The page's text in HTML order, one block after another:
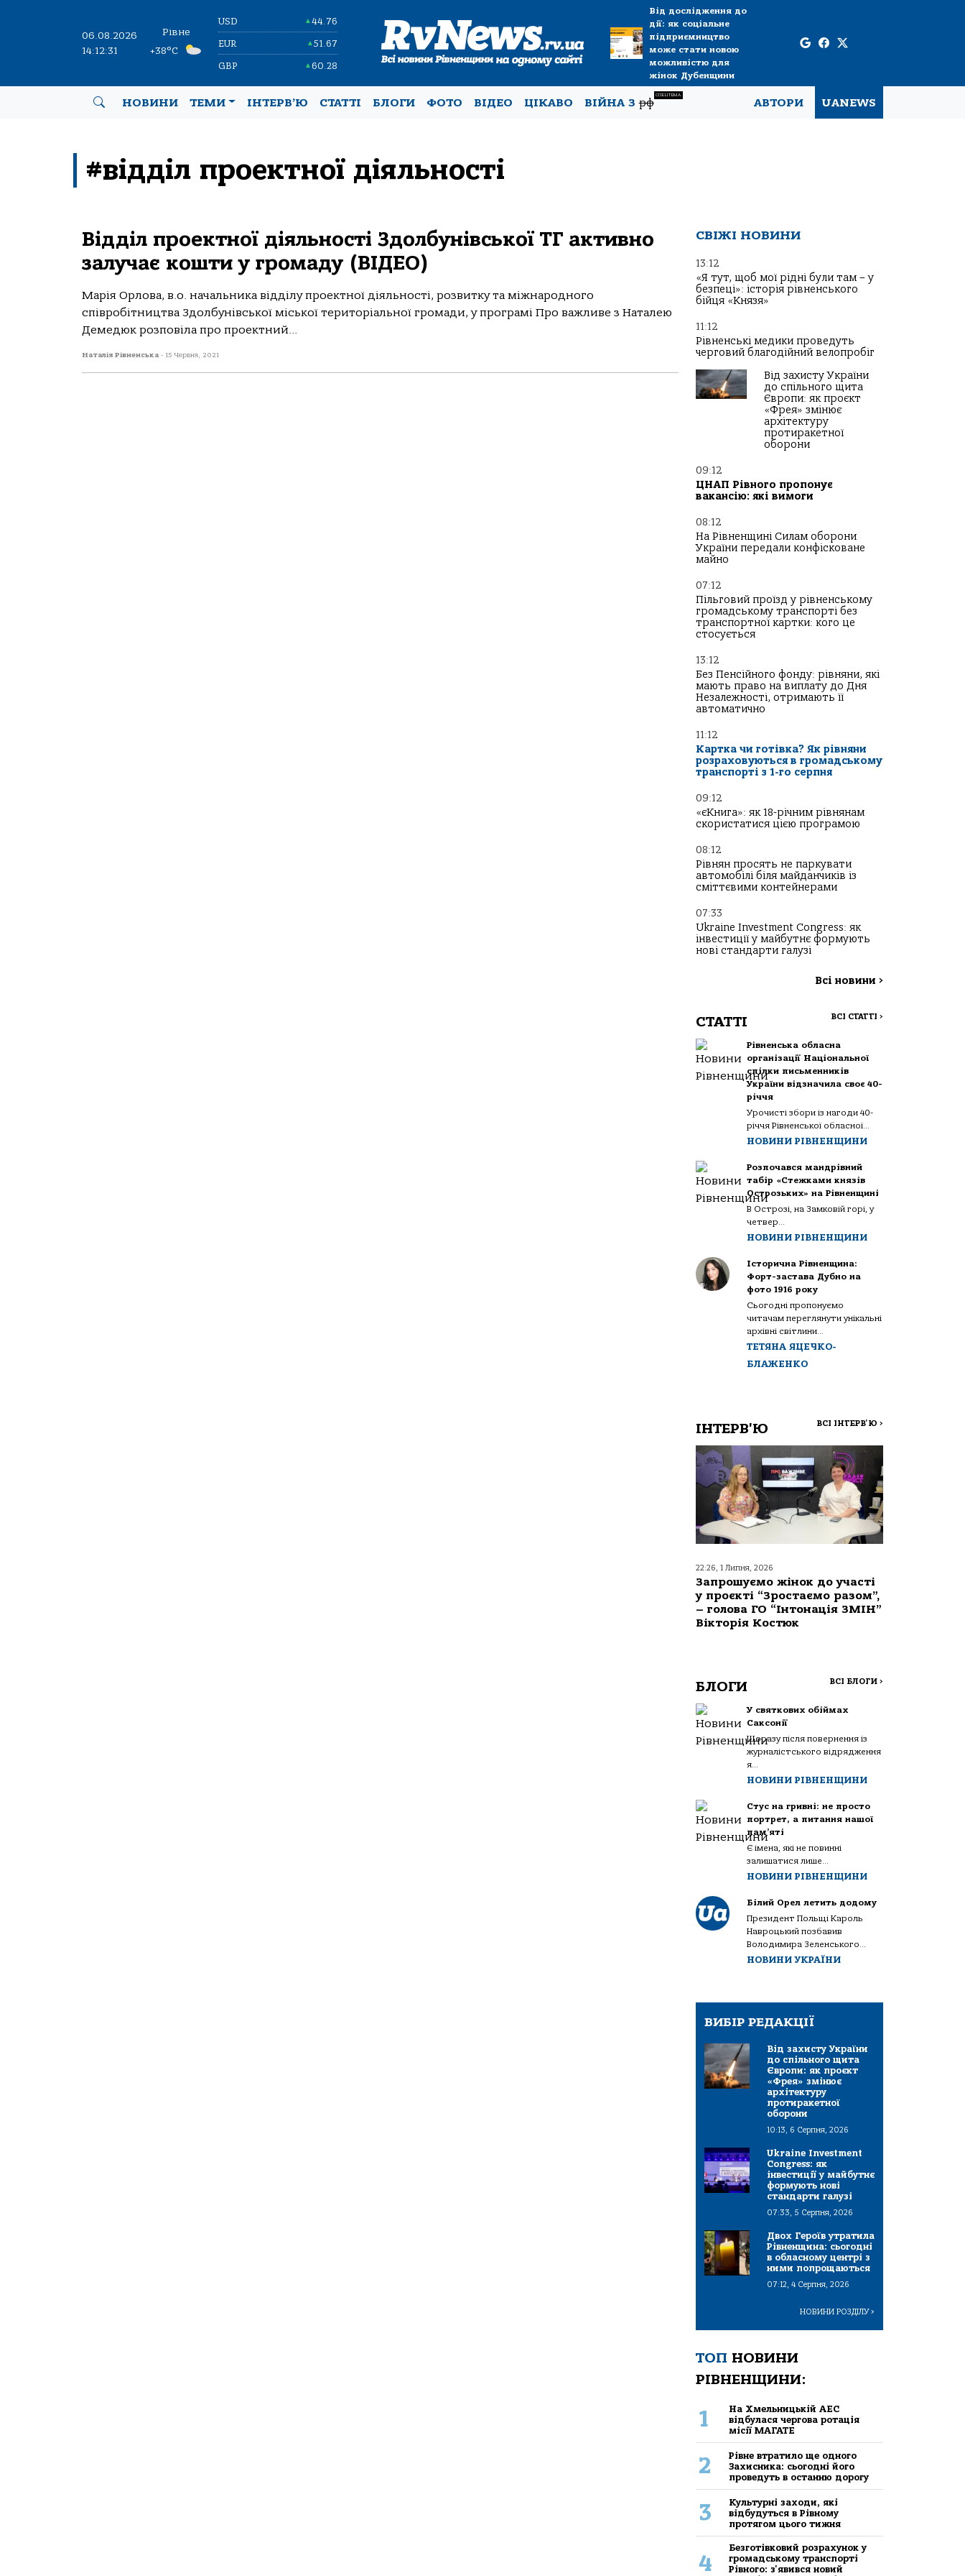
06.08.2026
14:12:31
Рівне
+38°C
USD ▲44.76
EUR ▲51.67
GBP ▲60.28
Від дослідження до
дії: як соціальне
підприємництво
може стати новою
можливістю для
жінок Дубенщини
НОВИНИ ТЕМИ ІНТЕРВ’Ю СТАТТІ БЛОГИ ФОТО ВІДЕО ЦІКАВО ВІЙНА Зрф
СПЕЦТЕМА
АВТОРИ UANEWS
#відділ проектної діяльності
Відділ проектної діяльності Здолбунівської ТГ активно
залучає кошти у громаду (ВІДЕО)
Марія Орлова, в.о. начальника відділу проектної діяльності, розвитку та міжнародного
співробітництва Здолбунівської міської територіальної громади, у програмі Про важливе з Наталею
Демедюк розповіла про проектний...
Наталія Рівненська - 15 Червня, 2021
СВІЖІ НОВИНИ
13:12
«Я тут, щоб мої рідні були там – у
безпеці»: історія рівненського
бійця «Князя»
11:12
Рівненські медики проведуть
черговий благодійний велопробіг
Від захисту України
до спільного щита
Європи: як проєкт
«Фрея» змінює
архітектуру
протиракетної
оборони
09:12
ЦНАП Рівного пропонує
вакансію: які вимоги
08:12
На Рівненщині Силам оборони
України передали конфісковане
майно
07:12
Пільговий проїзд у рівненському
громадському транспорті без
транспортної картки: кого це
стосується
13:12
Без Пенсійного фонду: рівняни, які
мають право на виплату до Дня
Незалежності, отримають її
автоматично
11:12
Картка чи готівка? Як рівняни
розраховуються в громадському
транспорті з 1-го серпня
09:12
«єКнига»: як 18-річним рівнянам
скористатися цією програмою
08:12
Рівнян просять не паркувати
автомобілі біля майданчиків із
сміттєвими контейнерами
07:33
Ukraine Investment Congress: як
інвестиції у майбутнє формують
нові стандарти галузі
Всі новини >
СТАТТІ ВСІ СТАТТІ >
Рівненська обласна
організації Національної
спілки письменників
України відзначила своє 40-
річчя
Урочисті збори із нагоди 40-
річчя Рівненської обласної...
НОВИНИ РІВНЕНЩИНИ
Розпочався мандрівний
табір «Стежками князів
Острозьких» на Рівненщині
В Острозі, на Замковій горі, у
четвер...
НОВИНИ РІВНЕНЩИНИ
Історична Рівненщина:
Форт-застава Дубно на
фото 1916 року
Сьогодні пропонуємо
читачам переглянути унікальні
архівні світлини...
ТЕТЯНА ЯЦЕЧКО-
БЛАЖЕНКО
ІНТЕРВ'Ю ВСІ ІНТЕРВ'Ю >
22:26, 1 Липня, 2026
Запрошуємо жінок до участі
у проєкті “Зростаємо разом”,
– голова ГО “Інтонація ЗМІН”
Вікторія Костюк
БЛОГИ ВСІ БЛОГИ >
У святкових обіймах
Саксонії
Щоразу після повернення із
журналістського відрядження
я...
НОВИНИ РІВНЕНЩИНИ
Стус на гривні: не просто
портрет, а питання нашої
пам’яті
Є імена, які не повинні
залишатися лише...
НОВИНИ РІВНЕНЩИНИ
Білий Орел летить додому
Президент Польщі Кароль
Навроцький позбавив
Володимира Зеленського...
НОВИНИ УКРАЇНИ
ВИБІР РЕДАКЦІЇ
Від захисту України
до спільного щита
Європи: як проєкт
«Фрея» змінює
архітектуру
протиракетної
оборони
10:13, 6 Серпня, 2026
Ukraine Investment
Congress: як
інвестиції у майбутнє
формують нові
стандарти галузі
07:33, 5 Серпня, 2026
Двох Героїв утратила
Рівненщина: сьогодні
в обласному центрі з
ними попрощаються
07:12, 4 Серпня, 2026
НОВИНИ РОЗДІЛУ>
ТОП НОВИНИ
РІВНЕНЩИНИ:
1
На Хмельницькій АЕС
відбулася чергова ротація
місії МАГАТЕ
2
Рівне втратило ще одного
Захисника: сьогодні його
проведуть в останню дорогу
3
Культурні заходи, які
відбудуться в Рівному
протягом цього тижня
4
Безготівковий розрахунок у
громадському транспорті
Рівного: з'явився новий